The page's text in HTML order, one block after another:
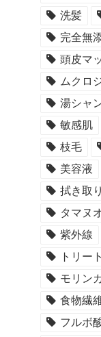
洗髪
完全無
頭皮マ
ムクロ
湯シャ
敏感肌
枝毛
美容液
拭き取
タマヌ
紫外線
トリー
モリン
食物繊
フルボ